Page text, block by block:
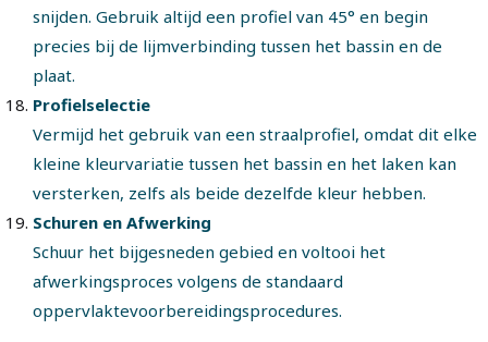
snijden. Gebruik altijd een profiel van 45° en begin
precies bij de lijmverbinding tussen het bassin en de
plaat.
Profielselectie
Vermijd het gebruik van een straalprofiel, omdat dit elke
kleine kleurvariatie tussen het bassin en het laken kan
versterken, zelfs als beide dezelfde kleur hebben.
Schuren en Afwerking
Schuur het bijgesneden gebied en voltooi het
afwerkingsproces volgens de standaard
oppervlaktevoorbereidingsprocedures.